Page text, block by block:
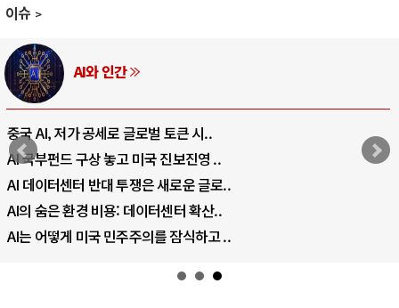
이슈
AI와 인간
중국 AI, 저가 공세로 글로벌 토큰 시..
AI 국부펀드 구상 놓고 미국 진보진영 ..
AI 데이터센터 반대 투쟁은 새로운 글로..
AI의 숨은 환경 비용: 데이터센터 확산..
AI는 어떻게 미국 민주주의를 잠식하고 ..